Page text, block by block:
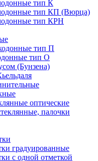
тип К
тип КП (Вюрца)
тип КРН
тип П
тип О
(Бунзена)
оптические
палочки
градуированные
с одной отметкой